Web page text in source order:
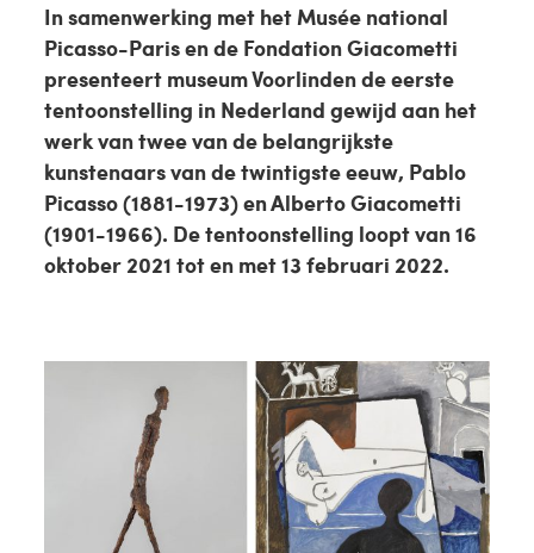
In samenwerking met het Musée national
Picasso-Paris en de Fondation Giacometti
presenteert museum Voorlinden de eerste
tentoonstelling in Nederland gewijd aan het
werk van twee van de belangrijkste
kunstenaars van de twintigste eeuw, Pablo
Picasso (1881-1973) en Alberto Giacometti
(1901-1966). De tentoonstelling loopt van 16
oktober 2021 tot en met 13 februari 2022.